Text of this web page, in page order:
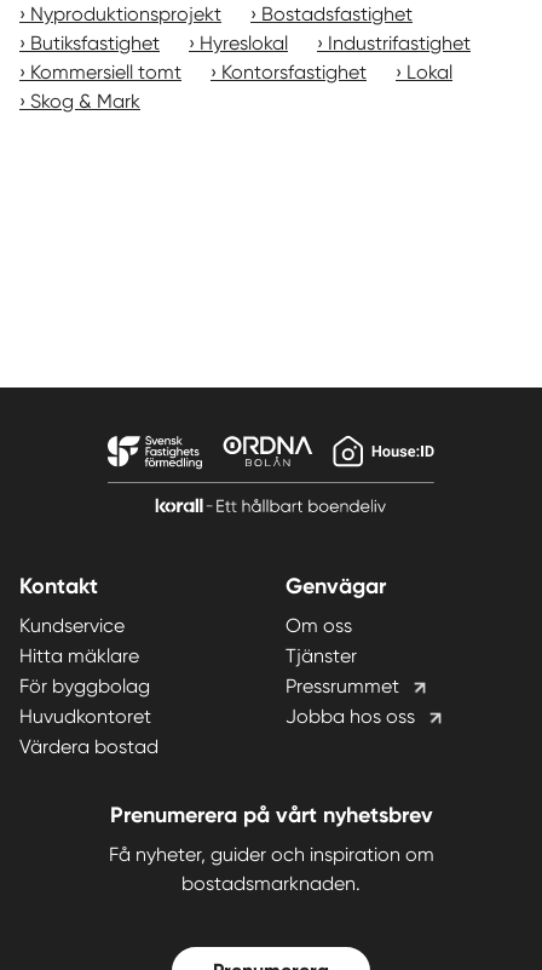
Nyproduktionsprojekt
Bostadsfastighet
Butiksfastighet
Hyreslokal
Industrifastighet
Kommersiell tomt
Kontorsfastighet
Lokal
Skog & Mark
Kontakt
Kundservice
Hitta mäklare
För byggbolag
Huvudkontoret
Värdera bostad
Genvägar
Om oss
Tjänster
Pressrummet
Jobba hos oss
Prenumerera på vårt nyhetsbrev
Få nyheter, guider och inspiration om
bostadsmarknaden.